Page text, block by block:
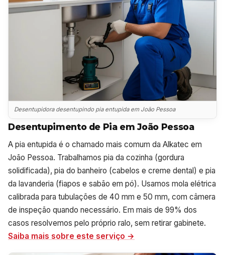
Desentupidora desentupindo pia entupida em João Pessoa
Desentupimento de Pia em João Pessoa
A pia entupida é o chamado mais comum da Alkatec em
João Pessoa. Trabalhamos pia da cozinha (gordura
solidificada), pia do banheiro (cabelos e creme dental) e pia
da lavanderia (fiapos e sabão em pó). Usamos mola elétrica
calibrada para tubulações de 40 mm e 50 mm, com câmera
de inspeção quando necessário. Em mais de 99% dos
casos resolvemos pelo próprio ralo, sem retirar gabinete.
Saiba mais sobre este serviço →